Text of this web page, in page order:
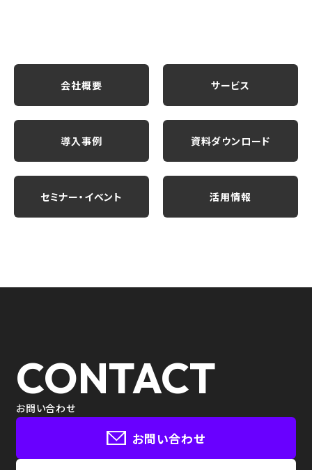
会社概要 サービス
導入事例 資料ダウンロード
セミナー・イベント 活用情報
CONTACT
お問い合わせ
お問い合わせ